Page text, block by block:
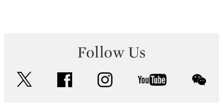
Follow Us
facebook instagram youtube